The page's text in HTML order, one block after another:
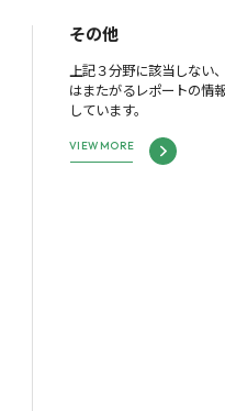
その他
上記３分野に該当しない
はまたがるレポートの情
しています。
VIEW MORE